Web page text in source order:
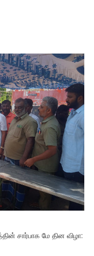
சார்பாக மே தின விழா: